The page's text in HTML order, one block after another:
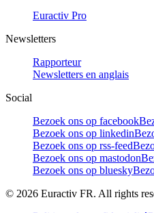
Euractiv Pro
Newsletters
Rapporteur
Newsletters en anglais
Social
Bezoek ons op facebook
Bezoek ons op linkedin
Bezoek ons op rss-feed
Bezoek ons op mastodon
Bezoek ons op bluesky
© 2026 Euractiv FR. All rights